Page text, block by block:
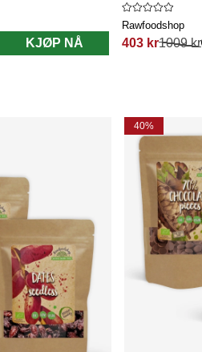
KJØP NÅ
Rawfoodshop
403 kr
Vanlig pris:
1009 kr
40%